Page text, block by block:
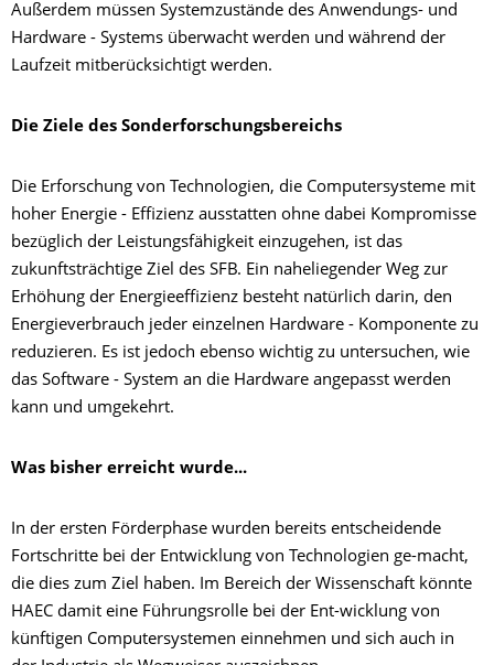
Außerdem müssen Systemzustände des Anwendungs- und
Hardware - Systems überwacht werden und während der
Laufzeit mitberücksichtigt werden.
Die Ziele des Sonderforschungsbereichs
Die Erforschung von Technologien, die Computersysteme mit
hoher Energie - Effizienz ausstatten ohne dabei Kompromisse
bezüglich der Leistungsfähigkeit einzugehen, ist das
zukunftsträchtige Ziel des SFB. Ein naheliegender Weg zur
Erhöhung der Energieeffizienz besteht natürlich darin, den
Energieverbrauch jeder einzelnen Hardware - Komponente zu
reduzieren. Es ist jedoch ebenso wichtig zu untersuchen, wie
das Software - System an die Hardware angepasst werden
kann und umgekehrt.
Was bisher erreicht wurde...
In der ersten Förderphase wurden bereits entscheidende
Fortschritte bei der Entwicklung von Technologien ge-macht,
die dies zum Ziel haben. Im Bereich der Wissenschaft könnte
HAEC damit eine Führungsrolle bei der Ent-wicklung von
künftigen Computersystemen einnehmen und sich auch in